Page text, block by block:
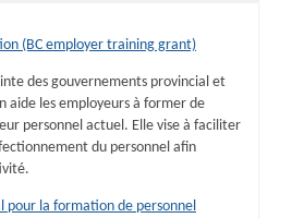
(BC employer training grant)
des gouvernements provincial et
aide les employeurs à former de
personnel actuel. Elle vise à faciliter
du personnel afin
pour la formation de personnel